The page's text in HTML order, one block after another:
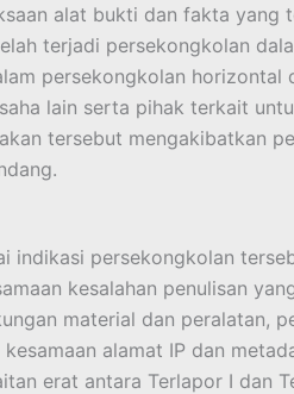
alat bukti dan fakta yang
terjadi persekongkolan
persekongkolan
lain serta pihak terkait
tersebut mengakibatkan
indikasi persekongkolan
kesalahan penulisan
material dan peralatan,
alamat IP dan
erat antara Terlapor I dan